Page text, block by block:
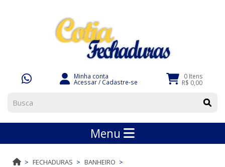
Minha conta
Acessar/ Cadastre-se
0 Itens
R$ 0,00
Menu
FECHADURAS
BANHEIRO